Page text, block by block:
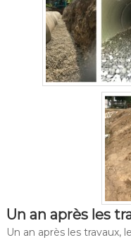
Un an après les
Un an après les travaux,